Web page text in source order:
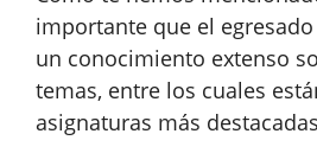
importante que el
un conocimiento extenso
temas, entre los cuales
asignaturas más